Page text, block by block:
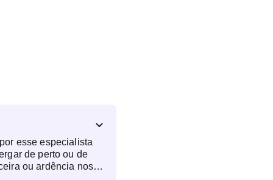
esse especialista
de perto ou de
ou ardência nos